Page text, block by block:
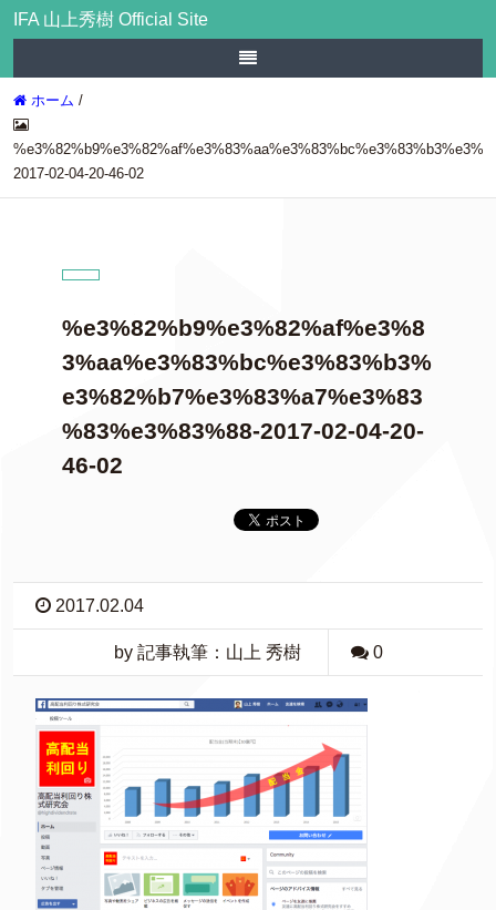
IFA 山上秀樹 Official Site
ホーム /
2017-02-04-20-46-02
%e3%82%b9%e3%82%af%e3%8
3%aa%e3%83%bc%e3%83%b3%
e3%82%b7%e3%83%a7%e3%83
%83%e3%83%88-2017-02-04-20-
46-02
2017.02.04
by 記事執筆：山上 秀樹 0